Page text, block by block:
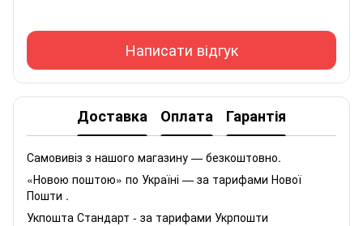
Написати відгук
Доставка Оплата Гарантія
Самовивіз з нашого магазину — безкоштовно.
«Новою поштою» по Україні — за тарифами Нової
Пошти .
Укпошта Стандарт - за тарифами Укрпошти